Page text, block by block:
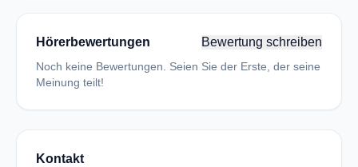
Hörerbewertungen Bewertung schreiben
Noch keine Bewertungen. Seien Sie der Erste, der seine
Meinung teilt!
Kontakt